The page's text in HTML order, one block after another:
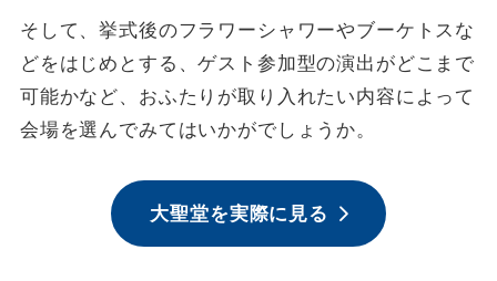
そして、挙式後のフラワーシャワーやブーケトスな
どをはじめとする、ゲスト参加型の演出がどこまで
可能かなど、おふたりが取り入れたい内容によって
会場を選んでみてはいかがでしょうか。
大聖堂を実際に見る